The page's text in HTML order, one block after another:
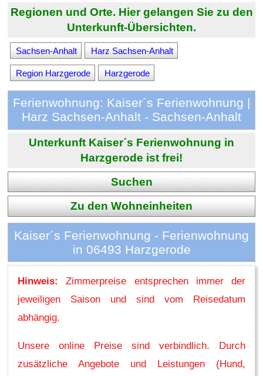
Regionen und Orte. Hier gelangen Sie zu den
Unterkunft-Übersichten.
Sachsen-Anhalt Harz Sachsen-Anhalt
Region Harzgerode Harzgerode
Ferienwohnung: Kaiser´s Ferienwohnung |
Harz Sachsen-Anhalt - Sachsen-Anhalt
Unterkunft Kaiser´s Ferienwohnung in
Harzgerode ist frei!
Suchen
Zu den Wohneinheiten
Kaiser´s Ferienwohnung - Ferienwohnung
in 06493 Harzgerode
Hinweis:
Zimmerpreise entsprechen immer der
jeweiligen Saison und sind vom Reisedatum
abhängig.
Unsere online Preise sind verbindlich. Durch
zusätzliche Angebote und Leistungen (Hund,